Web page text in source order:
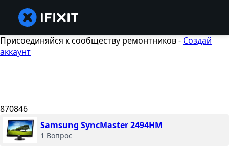
Присоединяйся к сообществу ремонтников - Создай
аккаунт
870846
Samsung SyncMaster 2494HM
1 Вопрос